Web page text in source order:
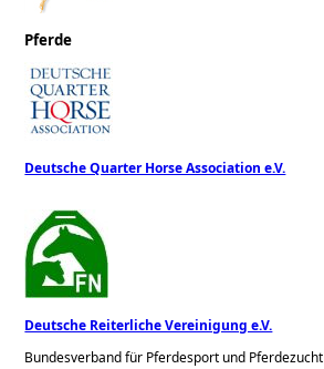
Pferde
Deutsche Quarter Horse Association e.V.
Deutsche Reiterliche Vereinigung e.V.
Bundesverband für Pferdesport und Pferdezucht